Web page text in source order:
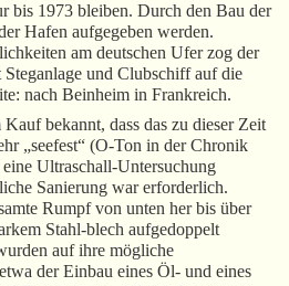
bis 1973 bleiben. Durch den Bau der
Hafen aufgegeben werden.
am deutschen Ufer zog der
und Clubschiff auf die
nach Beinheim in Frankreich.
bekannt, dass das zu dieser Zeit
„seefest“ (O-Ton in der Chronik
Ultraschall-Untersuchung
Sanierung war erforderlich.
Rumpf von unten her bis über
Stahl-blech aufgedoppelt
auf ihre mögliche
der Einbau eines Öl- und eines